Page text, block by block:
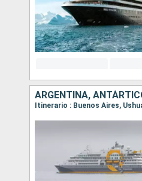
ARGENTINA,
Itinerario : Buenos Aires,